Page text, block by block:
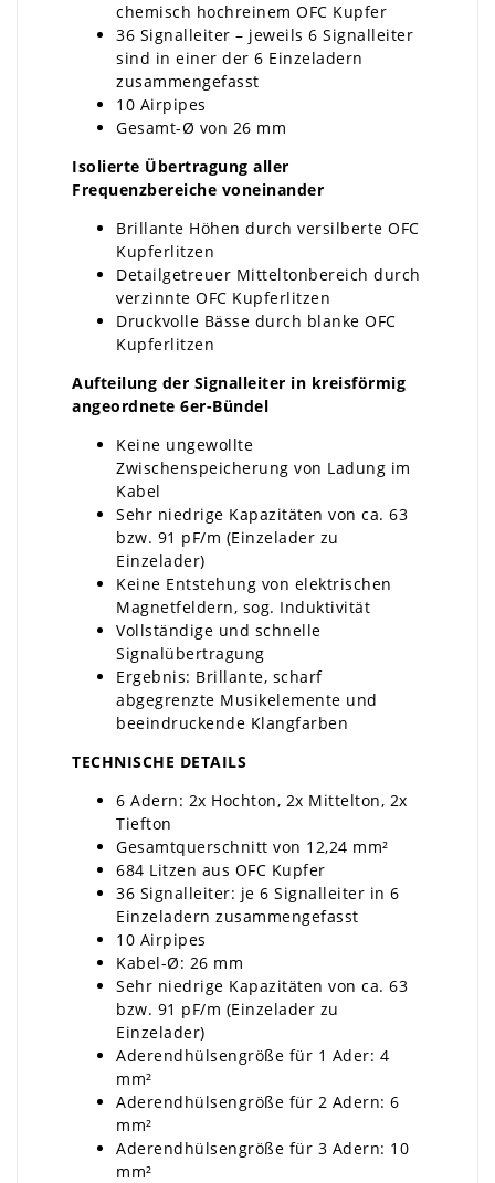
chemisch hochreinem OFC Kupfer
36 Signalleiter – jeweils 6 Signalleiter
sind in einer der 6 Einzeladern
zusammengefasst
10 Airpipes
Gesamt-Ø von 26 mm
Isolierte Übertragung aller
Frequenzbereiche voneinander
Brillante Höhen durch versilberte OFC
Kupferlitzen
Detailgetreuer Mitteltonbereich durch
verzinnte OFC Kupferlitzen
Druckvolle Bässe durch blanke OFC
Kupferlitzen
Aufteilung der Signalleiter in kreisförmig
angeordnete 6er-Bündel
Keine ungewollte
Zwischenspeicherung von Ladung im
Kabel
Sehr niedrige Kapazitäten von ca. 63
bzw. 91 pF/m (Einzelader zu
Einzelader)
Keine Entstehung von elektrischen
Magnetfeldern, sog. Induktivität
Vollständige und schnelle
Signalübertragung
Ergebnis: Brillante, scharf
abgegrenzte Musikelemente und
beeindruckende Klangfarben
TECHNISCHE DETAILS
6 Adern: 2x Hochton, 2x Mittelton, 2x
Tiefton
Gesamtquerschnitt von 12,24 mm²
684 Litzen aus OFC Kupfer
36 Signalleiter: je 6 Signalleiter in 6
Einzeladern zusammengefasst
10 Airpipes
Kabel-Ø: 26 mm
Sehr niedrige Kapazitäten von ca. 63
bzw. 91 pF/m (Einzelader zu
Einzelader)
Aderendhülsengröße für 1 Ader: 4
mm²
Aderendhülsengröße für 2 Adern: 6
mm²
Aderendhülsengröße für 3 Adern: 10
mm²